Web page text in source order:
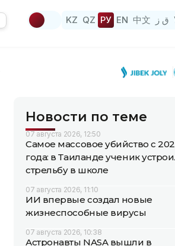
KZ QZ РУ EN 中文 ق ز
Новости по теме
07 августа 2026, 12:50
Самое массовое убийство с
года: в Таиланде ученик
стрельбу в школе
07 августа 2026, 11:10
ИИ впервые создал новые
жизнеспособные вирусы
07 августа 2026, 10:38
Астронавты NASA вышли в